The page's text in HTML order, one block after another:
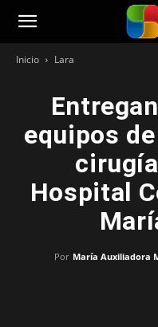
Noticias251
Inicio Lara
equipos
Hospital
Por María Auxiliadora